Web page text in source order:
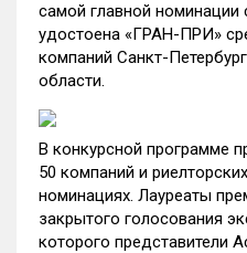
самой главной
удостоена «ГРАН-ПРИ»
компаний Санкт-
области.
В конкурсной программе
50 компаний и
номинациях. Лауреаты
закрытого голосования
которого представители